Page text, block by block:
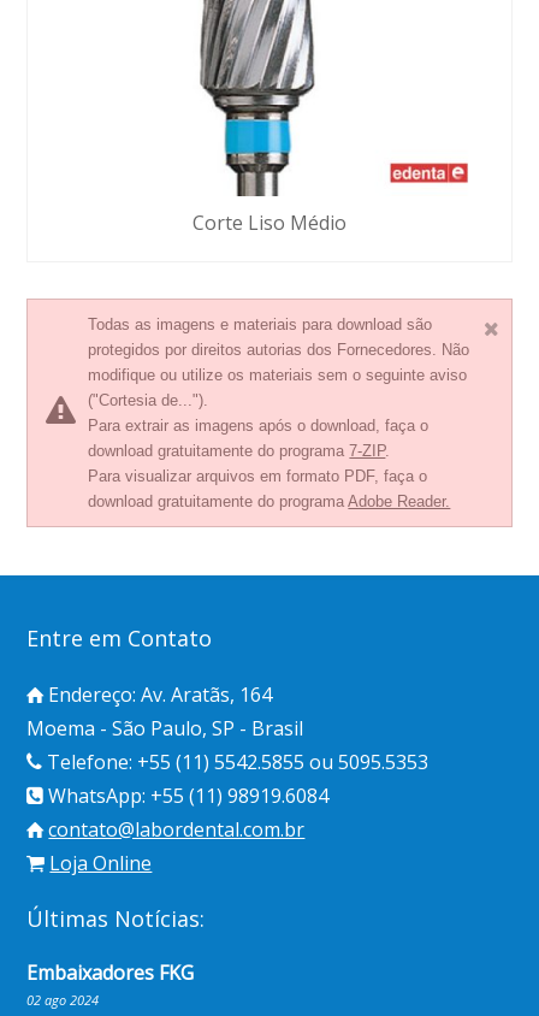
Corte Liso Médio
Todas as imagens e materiais para download são
protegidos por direitos autorias dos Fornecedores. Não
modifique ou utilize os materiais sem o seguinte aviso
("Cortesia de...").
Para extrair as imagens após o download, faça o
download gratuitamente do programa7-ZIP.
Para visualizar arquivos em formato PDF, faça o
download gratuitamente do programaAdobe Reader.
Entre em Contato
Endereço: Av. Aratãs, 164
Moema - São Paulo, SP - Brasil
Telefone: +55 (11) 5542.5855 ou 5095.5353
WhatsApp: +55 (11) 98919.6084
contato@labordental.com.br
Loja Online
Últimas Notícias:
Embaixadores FKG
02 ago 2024